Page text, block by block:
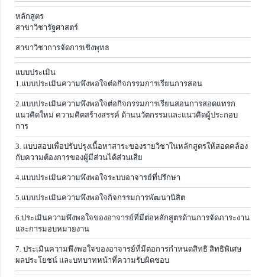
หลักสูตร
สาขาวิชารัฐศาสตร์
สาขาวิชาการจัดการเชิงพุทธ
แบบประเมิน
1.แบบประเมินความพึงพอใจต่อกิจกรรมการเรียนการสอน
2.แบบประเมินความพึงพอใจต่อกิจกรรมการเรียนสอนการสอดแทรก
แนวคิดใหม่ ความคิดสร้างสรรค์ ด้านนวัตกรรมและแนวคิดผู้ประกอบ
การ
3. แบบสอบเพื่อปรับปรุงเนื้อหาสาระของรายวิชาในหลักสูตรให้สอดคล้อง
กับความต้องการของผู้มีส่วนได้ส่วนเสีย
4.แบบประเมินความพึงพอใจระบบอาจารย์ที่ปรึกษา
5.แบบประเมินความพึงพอใจกิจกรรมการพัฒนานิสิต
6.ประเมินความพึงพอใจของอาจารย์ที่มีต่อหลักสูตรด้านการจัดภาระงาน
และการมอบหมายงาน
7. ประเมินความพึงพอใจของอาจารย์ที่มีต่อการกำหนดสิทธิ สิทธิพิเศษ
ผลประโยชน์ และบทบาทหน้าที่ความรับผิดชอบ